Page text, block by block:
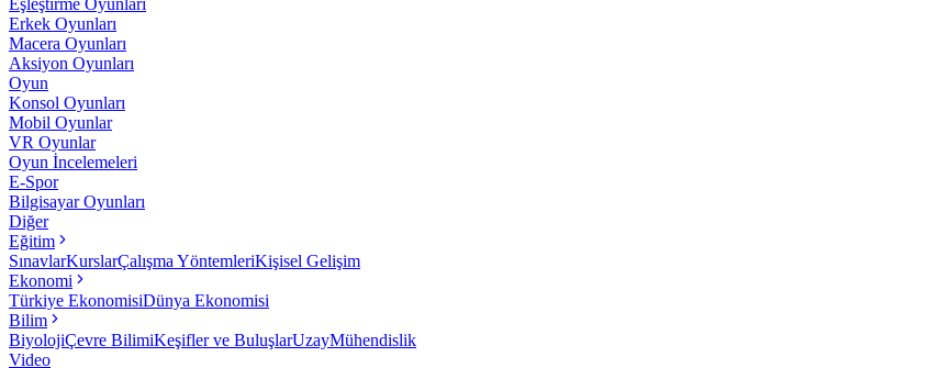
Eşleştirme Oyunları
Erkek Oyunları
Macera Oyunları
Aksiyon Oyunları
Oyun
Konsol Oyunları
Mobil Oyunlar
VR Oyunlar
Oyun İncelemeleri
E-Spor
Bilgisayar Oyunları
Diğer
Eğitim
SınavlarKurslarÇalışma YöntemleriKişisel Gelişim
Ekonomi
Türkiye EkonomisiDünya Ekonomisi
Bilim
BiyolojiÇevre BilimiKeşifler ve BuluşlarUzayMühendislik
Video